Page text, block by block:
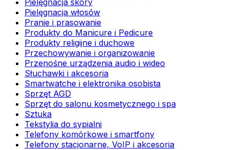
Pielęgnacja włosów
Pranie i prasowanie
Produkty do Manicure i Pedicure
Produkty religijne i duchowe
Przechowywanie i organizowanie
Przenośne urządzenia audio i wideo
Słuchawki i akcesoria
Smartwatche i elektronika osobista
Sprzęt AGD
Sprzęt do salonu kosmetycznego i spa
Sztuka
Tekstylia do sypialni
Telefony komórkowe i smartfony
Telefony stacjonarne, VoIP i akcesoria